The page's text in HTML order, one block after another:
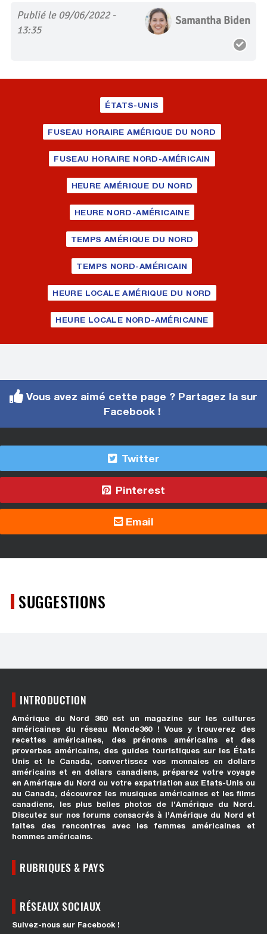
Publié le 09/06/2022 -
13:35
Samantha Biden
ÉTATS-UNIS
FUSEAU HORAIRE AMÉRIQUE DU NORD
FUSEAU HORAIRE NORD-AMÉRICAIN
HEURE AMÉRIQUE DU NORD
HEURE NORD-AMÉRICAINE
TEMPS AMÉRIQUE DU NORD
TEMPS NORD-AMÉRICAIN
HEURE LOCALE AMÉRIQUE DU NORD
HEURE LOCALE NORD-AMÉRICAINE
Vous avez aimé cette page ? Partagez la sur
Facebook !
Twitter
Pinterest
Email
SUGGESTIONS
INTRODUCTION
Amérique du Nord 360 est un magazine sur les cultures
américaines du réseau Monde360 ! Vous y trouverez des
recettes américaines, des prénoms américains et des
proverbes américains, des guides touristiques sur les États
Unis et le Canada, convertissez vos monnaies en dollars
américains et en dollars canadiens, préparez votre voyage
en Amérique du Nord ou votre expatriation aux Etats-Unis ou
au Canada, découvrez les musiques américaines et les films
canadiens, les plus belles photos de l’Amérique du Nord.
Discutez sur nos forums consacrés à l’Amérique du Nord et
faites des rencontres avec les femmes américaines et
hommes américains.
RUBRIQUES & PAYS
RÉSEAUX SOCIAUX
Suivez-nous sur Facebook !